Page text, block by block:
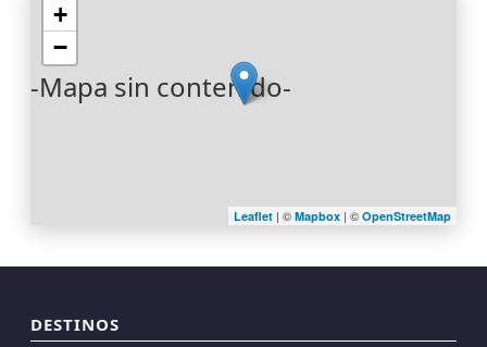
-Mapa sin contenido-
+
−
Leaflet| © Mapbox | © OpenStreetMap
DESTINOS